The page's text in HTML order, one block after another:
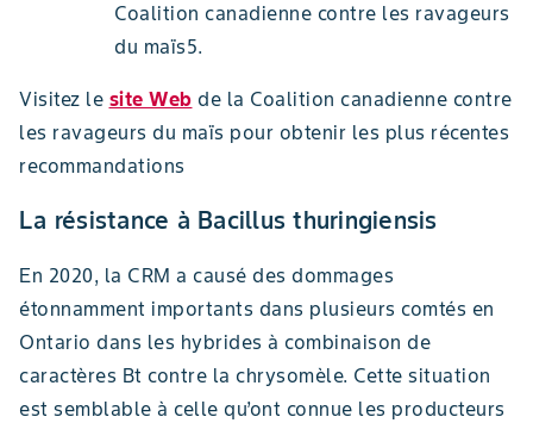
Coalition canadienne contre les ravageurs
du maïs5.
Visitez le site Web de la Coalition canadienne contre
les ravageurs du maïs pour obtenir les plus récentes
recommandations
La résistance à Bacillus thuringiensis
En 2020, la CRM a causé des dommages
étonnamment importants dans plusieurs comtés en
Ontario dans les hybrides à combinaison de
caractères Bt contre la chrysomèle. Cette situation
est semblable à celle qu’ont connue les producteurs